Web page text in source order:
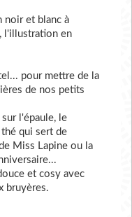
noir et blanc à
l'illustration en
pour mettre de la
de nos petits
l'épaule, le
thé qui sert de
Miss Lapine ou la
et cosy avec
bruyères.